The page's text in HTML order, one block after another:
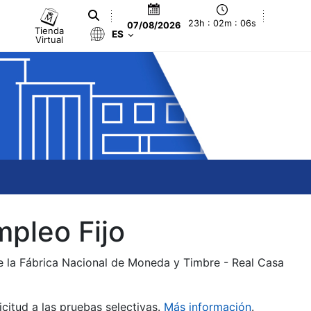
Tienda
Virtual
07/08/2026 23h : 02m : 06s
ES
Fijo
Fábrica Nacional de Moneda y Timbre - Real Casa
a las pruebas selectivas. Más información.